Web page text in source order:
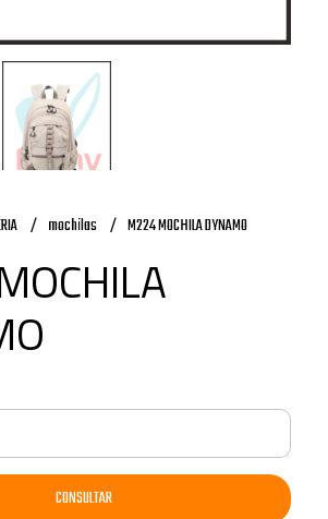
mochilas M224 MOCHILA DYNAMO
CONSULTAR